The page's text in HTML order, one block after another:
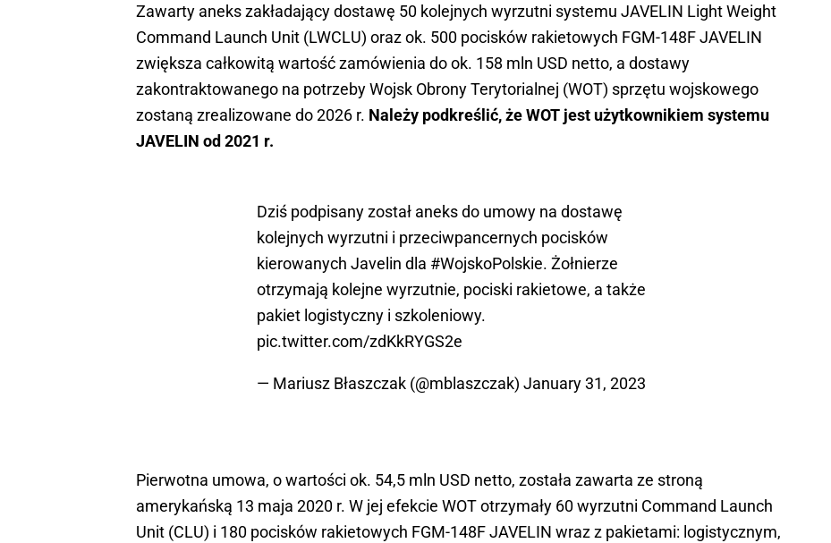
Zawarty aneks zakładający dostawę 50 kolejnych wyrzutni systemu JAVELIN Light Weight
Command Launch Unit (LWCLU) oraz ok. 500 pocisków rakietowych FGM-148F JAVELIN
zwiększa całkowitą wartość zamówienia do ok. 158 mln USD netto, a dostawy
zakontraktowanego na potrzeby Wojsk Obrony Terytorialnej (WOT) sprzętu wojskowego
zostaną zrealizowane do 2026 r. Należy podkreślić, że WOT jest użytkownikiem systemu
JAVELIN od 2021 r.
Dziś podpisany został aneks do umowy na dostawę
kolejnych wyrzutni i przeciwpancernych pocisków
kierowanych Javelin dla #WojskoPolskie. Żołnierze
otrzymają kolejne wyrzutnie, pociski rakietowe, a także
pakiet logistyczny i szkoleniowy.
pic.twitter.com/zdKkRYGS2e
— Mariusz Błaszczak (@mblaszczak) January 31, 2023
Pierwotna umowa, o wartości ok. 54,5 mln USD netto, została zawarta ze stroną
amerykańską 13 maja 2020 r. W jej efekcie WOT otrzymały 60 wyrzutni Command Launch
Unit (CLU) i 180 pocisków rakietowych FGM-148F JAVELIN wraz z pakietami: logistycznym,